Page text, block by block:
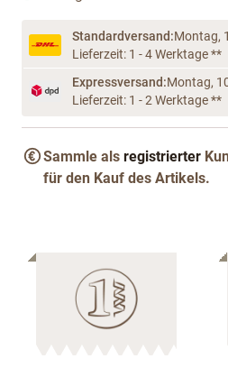
Standardversand:Montag,
Lieferzeit: 1 - 4 Werktage **
Expressversand:Montag,
Lieferzeit: 1 - 2 Werktage **
Sammle als registrierter
für den Kauf des Artikels.